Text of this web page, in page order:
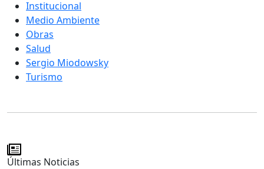
Institucional
Medio Ambiente
Obras
Salud
Sergio Miodowsky
Turismo
Últimas Noticias